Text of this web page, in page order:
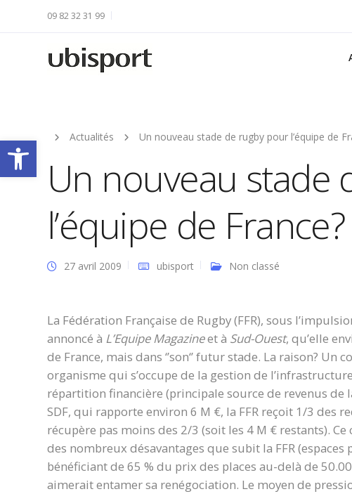
Ouvrir la barre d’outils
09 82 32 31 99
Actualités Un nouveau stade de rugby pour l’équipe de
Un nouveau stade
l’équipe de France?
27 avril 2009 ubisport Non classé
La Fédération Française de Rugby (FFR), sous
annoncé à L’Equipe Magazineet à Sud-Ouest, qu’elle
de France, mais dans ‘’son‘’ futur stade. La raison?
organisme qui s’occupe de la gestion de
répartition financière (principale source de revenus de
SDF, qui rapporte environ 6 M €, la FFR reçoit 1/3 des
récupère pas moins des 2/3 (soit les 4 M € restants).
des nombreux désavantages que subit la FFR
bénéficiant de 65 % du prix des places au-delà de
aimerait entamer sa renégociation. Le moyen de